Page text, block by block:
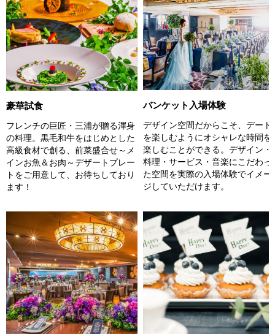
豪華試食
フレンチの巨匠・三浦が贈る渾身
の料理。黒毛和牛をはじめとした
高級食材で創る、前菜盛合せ～メ
インお魚＆お肉～デザートプレー
トをご用意して、お待ちしており
ます！
バンケット入場体験
デザイン空間だからこそ、デート
を楽しむようにオシャレな時間を
楽しむことができる。デザイン・
料理・サービス・音楽にこだわっ
た空間を実際の入場体験でイメー
ジしていただけます。